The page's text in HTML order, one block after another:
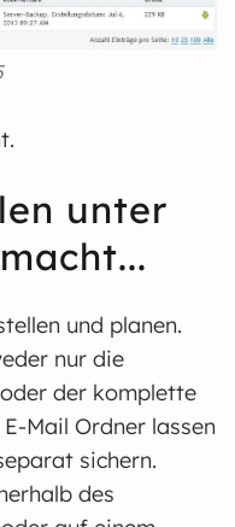
unter
und planen.
nur die
der komplette
Mail Ordner lassen
sichern.
des